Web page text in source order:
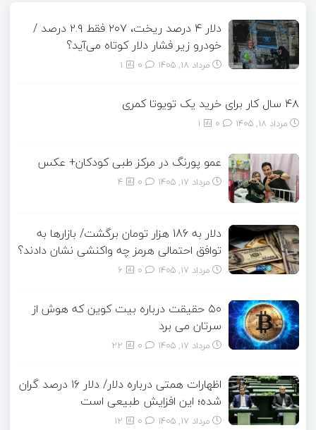
دلار ۴ درصد ریخت، ۲۰۷ فقط ۲.۹ درصد /
خودرو زیر فشار دلار کوتاه می‌آید؟
مرداد ۱۸, ۱۴۰۵ 1
۴۸ سال کار برای خرید یک تویوتا کمری
مرداد ۱۸, ۱۴۰۵ 1
عمو پورنگ در مرکز طبی کودکان+ عکس
مرداد ۱۷, ۱۴۰۵ 4
دلار به 186 هزار تومان برگشت/ بازارها به
توافق احتمالی هرمز چه واکنشی نشان دادند؟
مرداد ۱۷, ۱۴۰۵ 6
۵۰ حقیقت درباره بیت کوین که هوش از
سرتان می برد
مرداد ۱۷, ۱۴۰۵ 22
اظهارات همتی درباره دلار/ دلار ۱۶ درصد گران
شده؛ این افزایش طبیعی است
مرداد ۱۷, ۱۴۰۵ 12